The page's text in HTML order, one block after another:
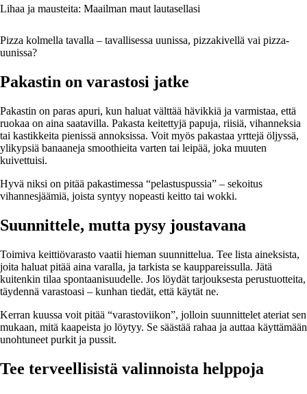
Lihaa ja mausteita: Maailman maut lautasellasi
Pizza kolmella tavalla – tavallisessa uunissa, pizzakivellä vai pizza­
uunissa?
Pakastin on varastosi jatke
Pakastin on paras apuri, kun haluat välttää hävikkiä ja varmistaa, että
ruokaa on aina saatavilla. Pakasta keitettyjä papuja, riisiä, vihanneksia
tai kastikkeita pienissä annoksissa. Voit myös pakastaa yrttejä öljyssä,
ylikypsiä banaaneja smoothieita varten tai leipää, joka muuten
kuivettuisi.
Hyvä niksi on pitää pakastimessa “pelastuspussia” – sekoitus
vihannesjäämiä, joista syntyy nopeasti keitto tai wokki.
Suunnittele, mutta pysy joustavana
Toimiva keittiövarasto vaatii hieman suunnittelua. Tee lista aineksista,
joita haluat pitää aina varalla, ja tarkista se kauppareissulla. Jätä
kuitenkin tilaa spontaanisuudelle. Jos löydät tarjouksesta perustuotteita,
täydennä varastoasi – kunhan tiedät, että käytät ne.
Kerran kuussa voit pitää “varastoviikon”, jolloin suunnittelet ateriat sen
mukaan, mitä kaapeista jo löytyy. Se säästää rahaa ja auttaa käyttämään
unohtuneet purkit ja pussit.
Tee terveellisistä valinnoista helppoja